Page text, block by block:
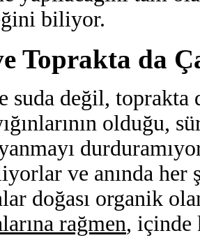
biliyor.
Toprakta da
suda değil,
olduğu,
ve anında her
doğası organik
rağmen, içinde